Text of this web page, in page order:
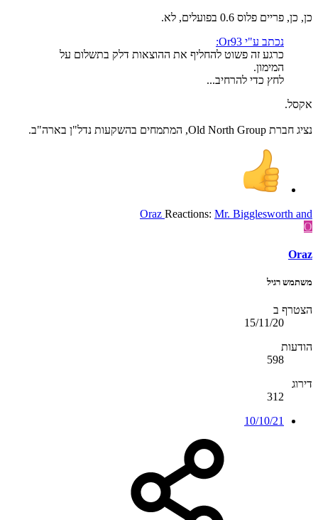
כן, כן, פריים פלוס 0.6 בפועלים, לא.
נכתב ע"י Or93:
כרגע זה פשוט להחליף את ההוצאות דלק בתשלום על
המימון.
לחץ כדי להרחיב...
אקסל.
נציג חברת Old North Group, המתמחים בהשקעות נדל"ן בארה"ב.
Reactions: Mr. Bigglesworth and
Oraz
O
Oraz
משתמש רגיל
הצטרף ב
15/11/20
הודעות
598
דירוג
312
10/10/21